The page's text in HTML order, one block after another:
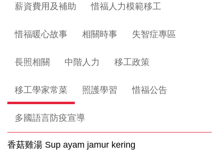
薪資費用及補助 惜福人力模範移工
惜福暖心故事 相關時事 失智症專區
長照相關 中階人力 移工政策
移工學家常菜 照護學習 惜福公告
多國語言防疫宣導
香菇雞湯 Sup ayam jamur kering